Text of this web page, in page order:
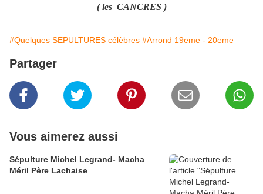
( les CANCRES )
#Quelques SEPULTURES célèbres #Arrond 19eme - 20eme
Partager
Vous aimerez aussi
Sépulture Michel Legrand- Macha
Méril Père Lachaise